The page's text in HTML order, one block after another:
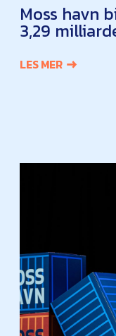
Moss havn
3,29
LES MER